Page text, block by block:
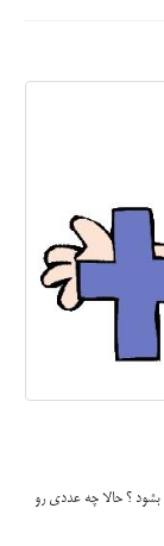
چه عددی رو تقسیم بر چه عددی کنیم که حاصل ان عدد 123456789 بشود ؟ حالا چه عددی رو